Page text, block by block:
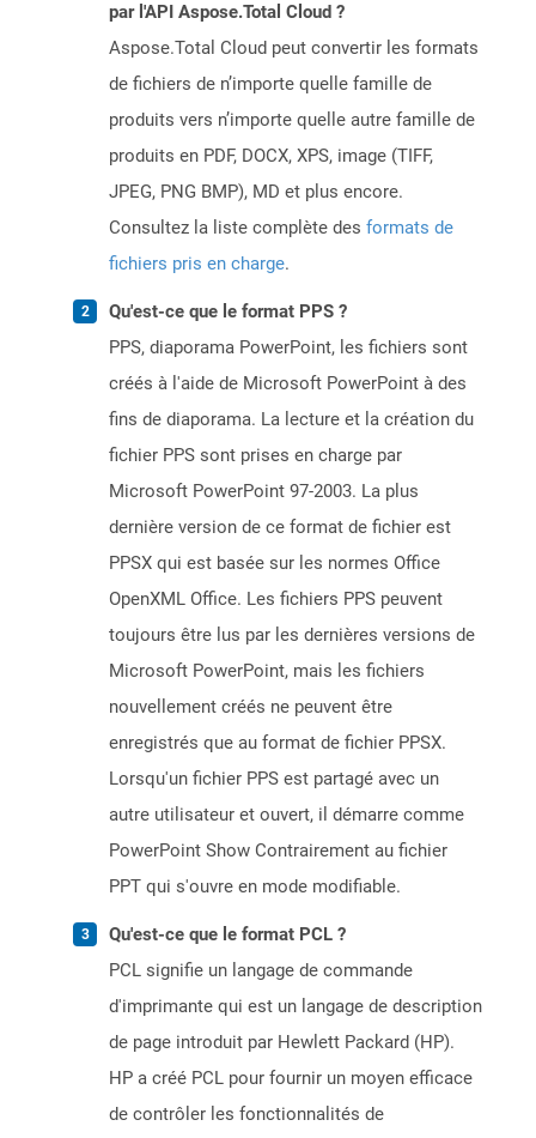
par l'API Aspose.Total Cloud ?
Aspose.Total Cloud peut convertir les formats
de fichiers de n’importe quelle famille de
produits vers n’importe quelle autre famille de
produits en PDF, DOCX, XPS, image (TIFF,
JPEG, PNG BMP), MD et plus encore.
Consultez la liste complète des formats de
fichiers pris en charge.
Qu'est-ce que le format PPS ?
PPS, diaporama PowerPoint, les fichiers sont
créés à l'aide de Microsoft PowerPoint à des
fins de diaporama. La lecture et la création du
fichier PPS sont prises en charge par
Microsoft PowerPoint 97-2003. La plus
dernière version de ce format de fichier est
PPSX qui est basée sur les normes Office
OpenXML Office. Les fichiers PPS peuvent
toujours être lus par les dernières versions de
Microsoft PowerPoint, mais les fichiers
nouvellement créés ne peuvent être
enregistrés que au format de fichier PPSX.
Lorsqu'un fichier PPS est partagé avec un
autre utilisateur et ouvert, il démarre comme
PowerPoint Show Contrairement au fichier
PPT qui s'ouvre en mode modifiable.
Qu'est-ce que le format PCL ?
PCL signifie un langage de commande
d'imprimante qui est un langage de description
de page introduit par Hewlett Packard (HP).
HP a créé PCL pour fournir un moyen efficace
de contrôler les fonctionnalités de